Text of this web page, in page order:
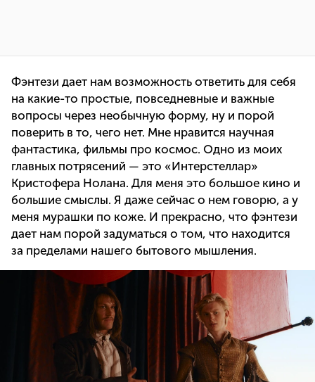
Фэнтези дает нам возможность ответить для себя
на какие-то простые, повседневные и важные
вопросы через необычную форму, ну и порой
поверить в то, чего нет. Мне нравится научная
фантастика, фильмы про космос. Одно из моих
главных потрясений — это «Интерстеллар»
Кристофера Нолана. Для меня это большое кино и
большие смыслы. Я даже сейчас о нем говорю, а у
меня мурашки по коже. И прекрасно, что фэнтези
дает нам порой задуматься о том, что находится
за пределами нашего бытового мышления.